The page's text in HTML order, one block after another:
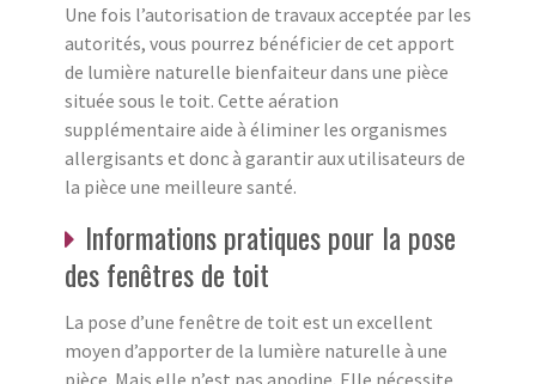
Une fois l’autorisation de travaux acceptée par les
autorités, vous pourrez bénéficier de cet apport
de lumière naturelle bienfaiteur dans une pièce
située sous le toit. Cette aération
supplémentaire aide à éliminer les organismes
allergisants et donc à garantir aux utilisateurs de
la pièce une meilleure santé.
Informations pratiques pour la pose
des fenêtres de toit
La pose d’une fenêtre de toit est un excellent
moyen d’apporter de la lumière naturelle à une
pièce. Mais elle n’est pas anodine. Elle nécessite